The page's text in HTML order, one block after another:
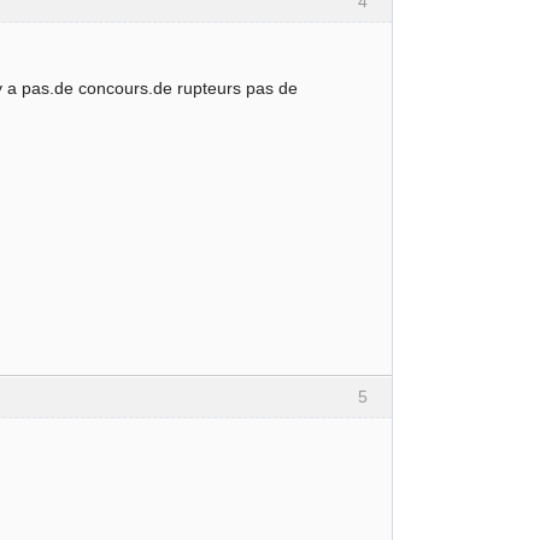
pas.de concours.de rupteurs pas de
5